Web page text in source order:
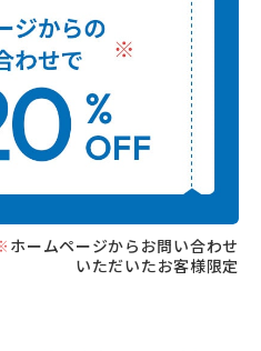
ホームページからお問い合わせ
いただいたお客様限定